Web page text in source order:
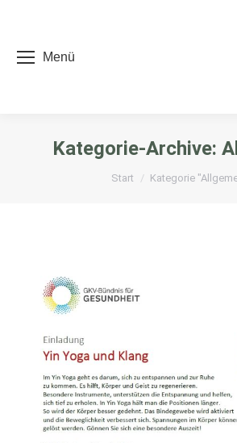
Menü
Kategorie-Archive:
Sie befinden sich hier:
Start Kategorie